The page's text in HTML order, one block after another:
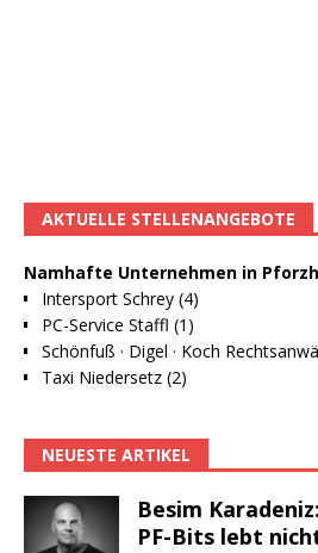
AKTUELLE STELLENANGEBOTE
Namhafte Unternehmen in
Intersport Schrey (4)
PC-Service Staffl (1)
Schönfuß · Digel · Koch
Taxi Niedersetz (2)
NEUESTE ARTIKEL
Besim
PF-Bits lebt